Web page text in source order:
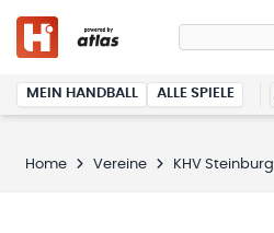
MEIN HANDBALL ALLE SPIELE
Home Vereine KHV Steinburg